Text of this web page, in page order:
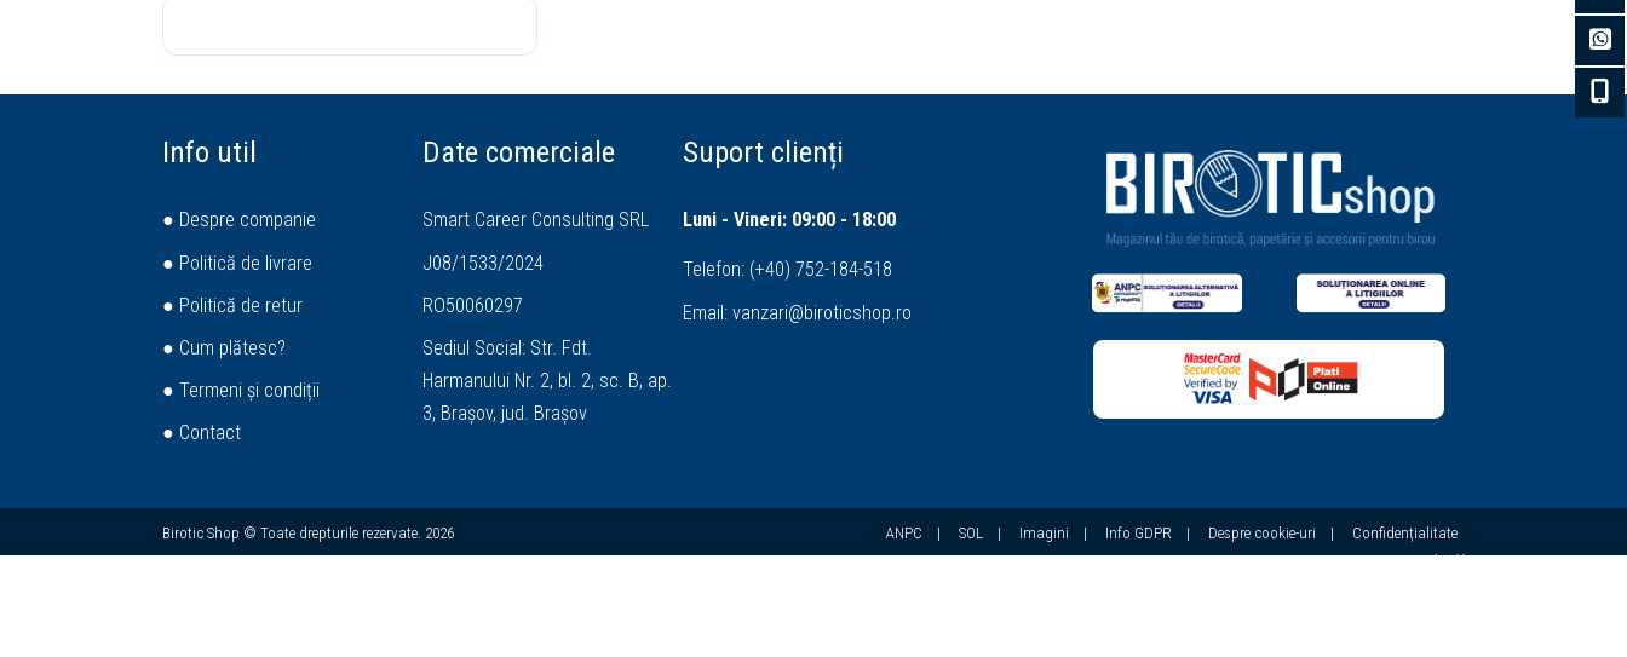
Info util
● Despre companie
● Politică de livrare
● Politică de retur
● Cum plătesc?
● Termeni și condiții
● Contact
Date comerciale
Smart Career Consulting SRL
J08/1533/2024
RO50060297
Sediul Social: Str. Fdt.
Harmanului Nr. 2, bl. 2, sc. B, ap.
3, Brașov, jud. Brașov
Suport clienți
Luni - Vineri: 09:00 - 18:00
Telefon: (+40) 752-184-518
Email:vanzari@biroticshop.ro
Birotic Shop © Toate drepturile rezervate. 2026 ANPC | SOL | Imagini | Info GDPR | Despre cookie-uri | Confidențialitate
|X